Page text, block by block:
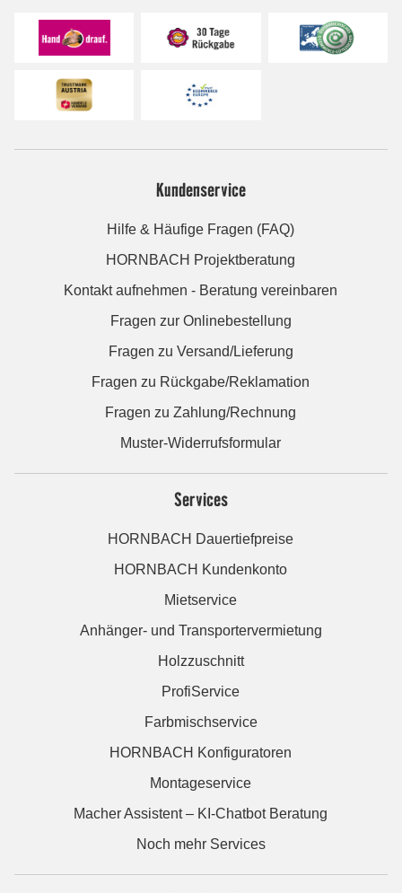
Kundenservice
Hilfe & Häufige Fragen (FAQ)
HORNBACH Projektberatung
Kontakt aufnehmen - Beratung vereinbaren
Fragen zur Onlinebestellung
Fragen zu Versand/Lieferung
Fragen zu Rückgabe/Reklamation
Fragen zu Zahlung/Rechnung
Muster-Widerrufsformular
Services
HORNBACH Dauertiefpreise
HORNBACH Kundenkonto
Mietservice
Anhänger- und Transportervermietung
Holzzuschnitt
ProfiService
Farbmischservice
HORNBACH Konfiguratoren
Montageservice
Macher Assistent – KI-Chatbot Beratung
Noch mehr Services